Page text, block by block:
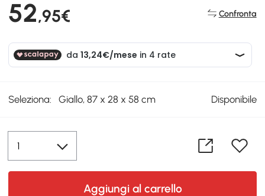
52,95€ Confronta
Seleziona: Giallo, 87 x 28 x 58 cm Disponibile
Aggiungi al carrello